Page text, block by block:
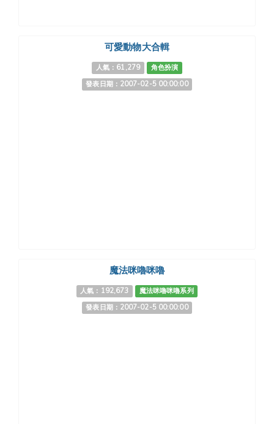
可愛動物大合輯
人氣：61,279
角色扮演
發表日期：2007-02-5 00:00:00
魔法咪嚕咪嚕
人氣：192,673
魔法咪嚕咪嚕系列
發表日期：2007-02-5 00:00:00